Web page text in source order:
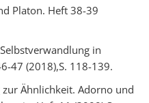
Platon. Heft 38-39
in
47 (2018),S. 118-139.
Ähnlichkeit. Adorno und